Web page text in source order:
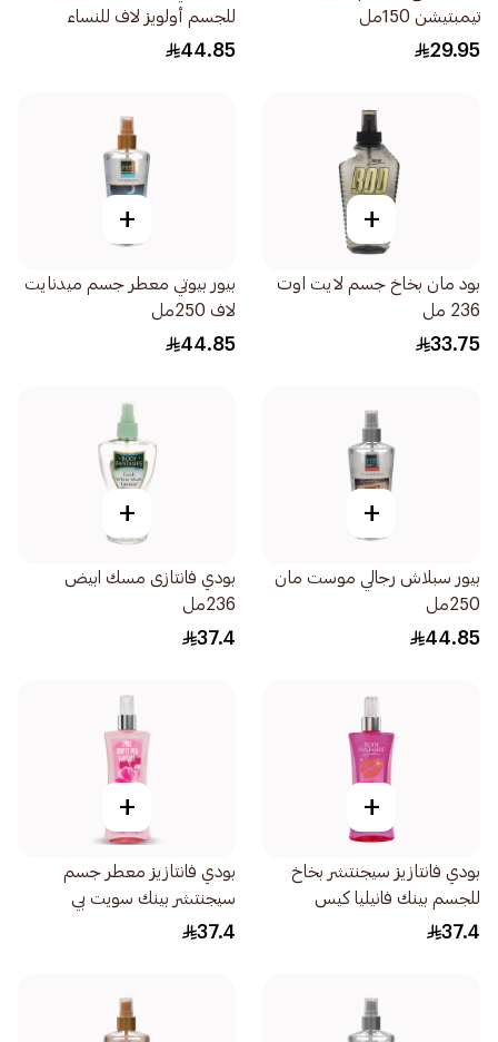
تيمبتيشن 150مل
29.95
للجسم أولويز لاف للنساء
250مل
44.85
+
بود مان بخاخ جسم لايت اوت
236 مل
33.75
+
بيور بيوتي معطر جسم ميدنايت
لاف 250مل
44.85
+
بيور سبلاش رجالي موست مان
250مل
44.85
+
بودي فانتازى مسك ابيض
236مل
37.4
+
بودي فانتازيز سيجنتشر بخاخ
للجسم بينك فانيليا كيس
236مل
37.4
+
بودي فانتازيز معطر جسم
سيجنتشر بينك سويت بي
236مل
37.4